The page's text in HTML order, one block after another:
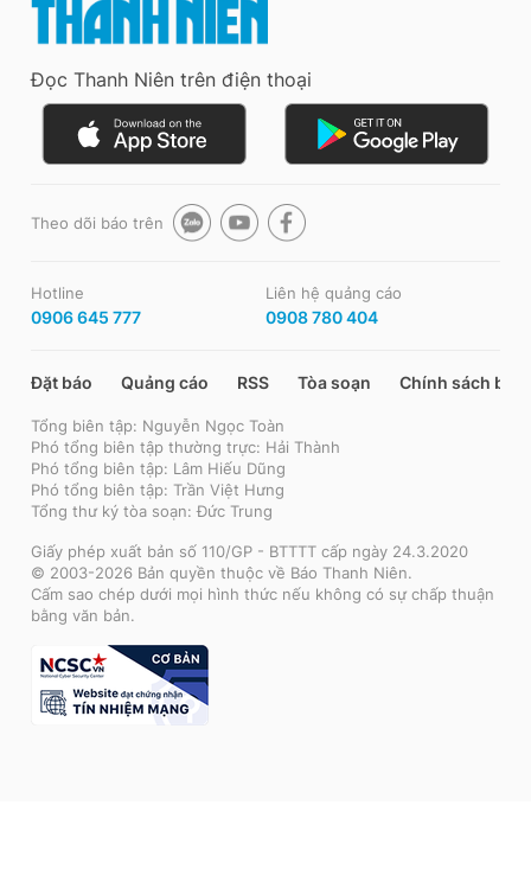
Đọc Thanh Niên trên điện thoại
Theo dõi báo trên
Hotline
0906 645 777
Liên hệ quảng cáo
0908 780 404
Đặt báo Quảng cáo RSS Tòa soạn Chính sách bảo
Tổng biên tập: Nguyễn Ngọc Toàn
Phó tổng biên tập thường trực: Hải Thành
Phó tổng biên tập: Lâm Hiếu Dũng
Phó tổng biên tập: Trần Việt Hưng
Tổng thư ký tòa soạn: Đức Trung
Giấy phép xuất bản số 110/GP - BTTTT cấp ngày 24.3.2020
© 2003-2026 Bản quyền thuộc về Báo Thanh Niên.
Cấm sao chép dưới mọi hình thức nếu không có sự chấp thuận
bằng văn bản.